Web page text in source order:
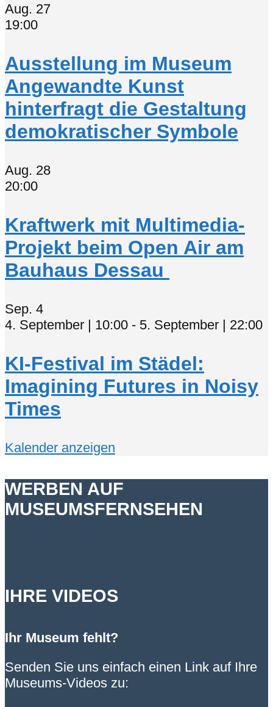
Aug. 27
19:00
Ausstellung im Museum
Angewandte Kunst
hinterfragt die Gestaltung
demokratischer Symbole
Aug. 28
20:00
Kraftwerk mit Multimedia-
Projekt beim Open Air am
Bauhaus Dessau
Sep. 4
4. September | 10:00 - 5. September | 22:00
KI-Festival im Städel:
Imagining Futures in Noisy
Times
Kalender anzeigen
WERBEN AUF
MUSEUMSFERNSEHEN
IHRE VIDEOS
Ihr Museum fehlt?
Senden Sie uns einfach einen Link auf Ihre
Museums-Videos zu: